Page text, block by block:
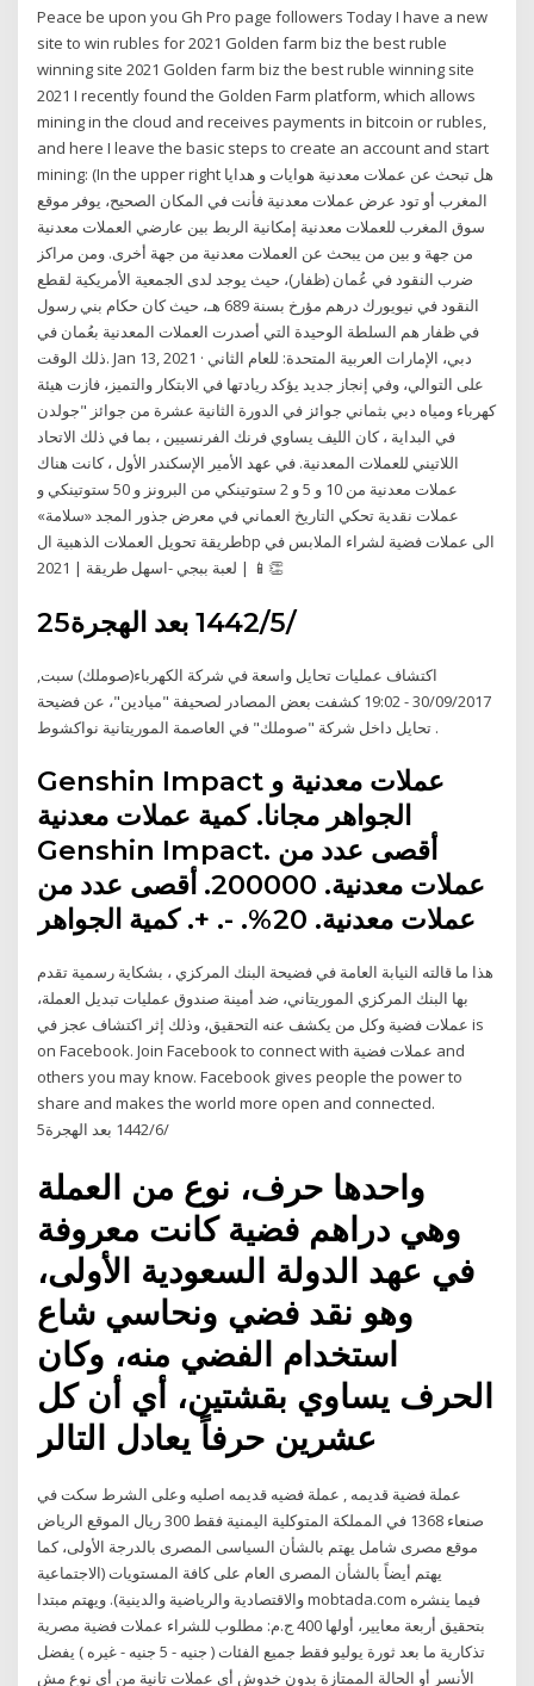
Peace be upon you Gh Pro page followers Today I have a new
site to win rubles for 2021 Golden farm biz the best ruble
winning site 2021 Golden farm biz the best ruble winning site
2021 I recently found the Golden Farm platform, which allows
mining in the cloud and receives payments in bitcoin or rubles,
and here I leave the basic steps to create an account and start
mining: (In the upper right هل تبحث عن عملات معدنية هوايات و هدايا
المغرب أو تود عرض عملات معدنية فأنت في المكان الصحيح، يوفر موقع
سوق المغرب للعملات معدنية إمكانية الربط بين عارضي العملات معدنية
من جهة و بين من يبحث عن العملات معدنية من جهة أخرى. ومن مراكز
ضرب النقود في عُمان (ظفار)، حيث يوجد لدى الجمعية الأمريكية لقطع
‏النقود في نيويورك درهم مؤرخ بسنة 689 هـ، حيث كان حكام بني رسول
في ظفار هم السلطة ‏الوحيدة التي أصدرت العملات المعدنية بعُمان في
ذلك الوقت. Jan 13, 2021 · دبي، الإمارات العربية المتحدة: للعام الثاني
على التوالي، وفي إنجاز جديد يؤكد ريادتها في الابتكار والتميز، فازت هيئة
كهرباء ومياه دبي بثماني جوائز في الدورة الثانية عشرة من جوائز "جولدن
في البداية ، كان الليف يساوي فرنك الفرنسيين ، بما في ذلك الاتحاد
اللاتيني للعملات المعدنية. في عهد الأمير الإسكندر الأول ، كانت هناك
عملات معدنية من 10 و 5 و 2 ستوتينكي من البرونز و 50 ستوتينكي و
عملات نقدية تحكي التاريخ العماني في معرض جذور المجد «سلامة»
طريقة تحويل العملات الذهبية الbp الى عملات فضية لشراء الملابس في
لعبة ببجي -اسهل طريقة | 2021 | 📱👏
25‏‏/5‏‏/1442 بعد الهجرة
اكتشاف عمليات تحايل واسعة في شركة الكهرباء(صوملك) سبت,
30/09/2017 - 19:02 كشفت بعض المصادر لصحيفة "ميادين"، عن فضيحة
تحايل داخل شركة "صوملك" في العاصمة الموريتانية نواكشوط .
Genshin Impact عملات معدنية و
الجواهر مجانا. كمية عملات معدنية
Genshin Impact. أقصى عدد من
عملات معدنية. 200000. أقصى عدد من
هذا ما قالته النيابة العامة في فضيحة البنك المركزي ، بشكاية رسمية تقدم
بها البنك المركزي الموريتاني، ضد أمينة صندوق عمليات تبديل العملة،
وكل من يكشف عنه التحقيق، وذلك إثر اكتشاف عجز في ‎عملات فضية‎ is
on Facebook. Join Facebook to connect with ‎عملات فضية‎ and
others you may know. Facebook gives people the power to
share and makes the world more open and connected.
5‏‏/6‏‏/1442 بعد الهجرة
واحدها حرف، نوع من العملة
وهي دراهم فضية كانت معروفة
في عهد الدولة السعودية الأولى،
وهو نقد فضي ونحاسي شاع
استخدام الفضي منه، وكان
الحرف يساوي بقشتين، أي أن كل
عشرين حرفاً يعادل التالر
عملة فضية قديمه , عملة فضيه قديمه اصليه وعلى الشرط سكت في
صنعاء 1368 في المملكة المتوكلية اليمنية فقط 300 ريال الموقع الرياض
موقع مصرى شامل يهتم بالشأن السياسى المصرى بالدرجة الأولى، كما
يهتم أيضاً بالشأن المصرى العام على كافة المستويات (الاجتماعية
والاقتصادية والرياضية والدينية). ويهتم مبتدا mobtada.com فيما ينشره
بتحقيق أربعة معايير، أولها 400 ج.م: مطلوب للشراء عملات فضية مصرية
تذكارية ما بعد ثورة يوليو فقط جميع الفئات ( جنيه - 5 جنيه - غيره ) يفضل
الأنسر أو الحالة الممتازة بدون خدوش أى عملات تانية من أى نوع مش